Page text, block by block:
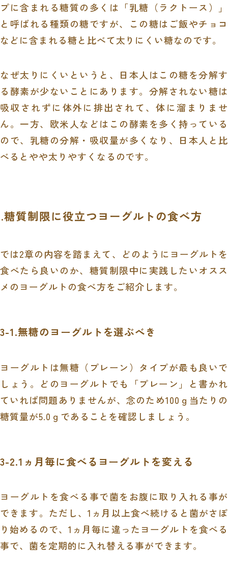
プに含まれる糖質の多くは「乳糖（ラクトース）」
と呼ばれる種類の糖ですが、この糖はご飯やチョコ
などに含まれる糖と比べて太りにくい糖なのです。
なぜ太りにくいというと、日本人はこの糖を分解す
る酵素が少ないことにあります。分解されない糖は
吸収されずに体外に排出されて、体に溜まりませ
ん。一方、欧米人などはこの酵素を多く持っている
ので、乳糖の分解・吸収量が多くなり、日本人と比
べるとやや太りやすくなるのです。
糖質制限に役立つヨーグルトの食べ方
では2章の内容を踏まえて、どのようにヨーグルトを
食べたら良いのか、糖質制限中に実践したいオスス
メのヨーグルトの食べ方をご紹介します。
3-1.無糖のヨーグルトを選ぶべき
ヨーグルトは無糖（プレーン）タイプが最も良いで
しょう。どのヨーグルトでも「プレーン」と書かれ
ていれば問題ありませんが、念のため100ｇ当たりの
糖質量が5.0ｇであることを確認しましょう。
3-2.1ヵ月毎に食べるヨーグルトを変える
ヨーグルトを食べる事で菌をお腹に取り入れる事が
できます。ただし、1ヵ月以上食べ続けると菌がさぼ
り始めるので、1ヵ月毎に違ったヨーグルトを食べる
事で、菌を定期的に入れ替える事ができます。